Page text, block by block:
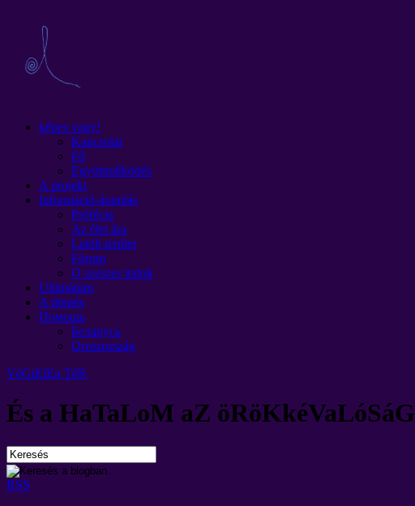
képes vagy!
Kapcsolat
Fő
Együttműködés
A projekt
Információ-áramlás
Prófécia
Az élet ára
Letölt terület
Fórum
O szeszes italok
Ultimátum
A döntés
Помощь
Беларусь
Oroszország
VéGtElEn TéR
És a HaTaLoM aZ öRöKkéVaLóSáG
RSS